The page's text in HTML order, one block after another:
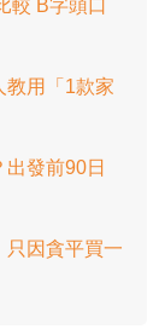
較 B字頭口
教用「1款家
發前90日
只因貪平買一